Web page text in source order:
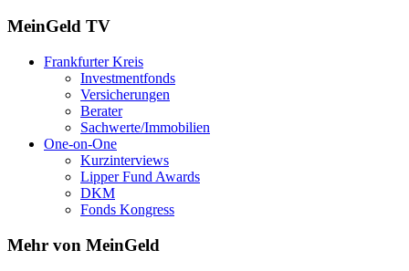
MeinGeld TV
Frankfurter Kreis
Investmentfonds
Versicherungen
Berater
Sachwerte/Immobilien
One-on-One
Kurzinterviews
Lipper Fund Awards
DKM
Fonds Kongress
Mehr von MeinGeld